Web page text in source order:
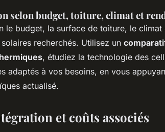
selon budget, toiture, climat et
le budget, la surface de toiture, le
recherchés. Utilisez un
, étudiez la technologie des
adaptés à vos besoins, en vous
actualisé.
et coûts associés